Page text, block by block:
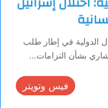
الدولية في إطار طلب
بشأن التزامات…
فيس وتويتر